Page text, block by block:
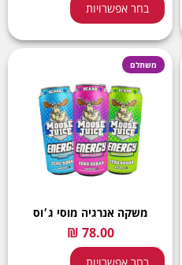
בחר אפשרויות
משתלם
משקה אנרגיה מוסי ג׳וס
‏78.00 ₪